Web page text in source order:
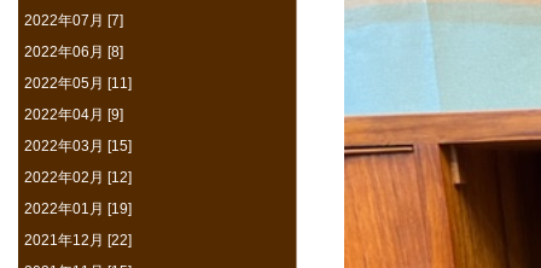
2022年07月 [7]
2022年06月 [8]
2022年05月 [11]
2022年04月 [9]
2022年03月 [15]
2022年02月 [12]
2022年01月 [19]
2021年12月 [22]